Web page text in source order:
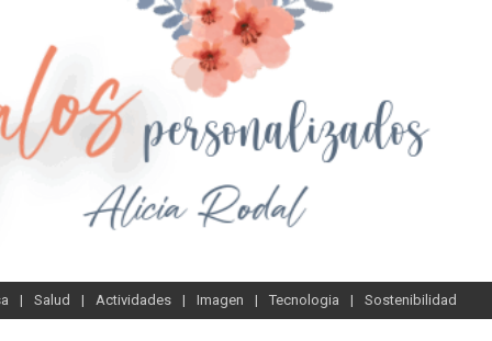
Salud Actividades Imagen Tecnologia Sostenibilidad